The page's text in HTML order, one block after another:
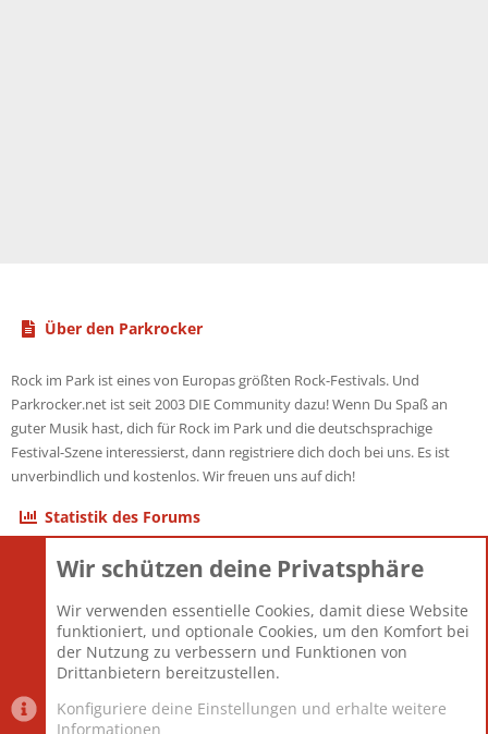
Über den Parkrocker
Rock im Park ist eines von Europas größten Rock-Festivals. Und
Parkrocker.net ist seit 2003 DIE Community dazu! Wenn Du Spaß an
guter Musik hast, dich für Rock im Park und die deutschsprachige
Festival-Szene interessierst, dann registriere dich doch bei uns. Es ist
unverbindlich und kostenlos. Wir freuen uns auf dich!
Statistik des Forums
Themen
Mitglieder
12.426
Neuestes Mitglied
nabulamisika
Wir schützen deine Privatsphäre
Wir verwenden essentielle Cookies, damit diese Website
funktioniert, und optionale Cookies, um den Komfort bei
der Nutzung zu verbessern und Funktionen von
Drittanbietern bereitzustellen.
Konfiguriere deine Einstellungen und erhalte weitere
Informationen